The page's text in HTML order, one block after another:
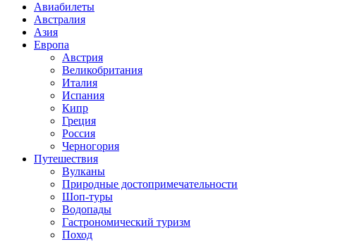
Авиабилеты
Австралия
Азия
Европа
Австрия
Великобритания
Италия
Испания
Кипр
Греция
Россия
Черногория
Путешествия
Вулканы
Природные достопримечательности
Шоп-туры
Водопады
Гастрономический туризм
Поход